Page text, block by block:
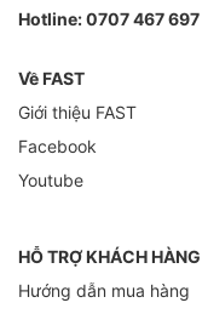
Hotline:0707 467 697
Về FAST
Giới thiệu FAST
Facebook
Youtube
HỖ TRỢ KHÁCH HÀNG
Hướng dẫn mua hàng